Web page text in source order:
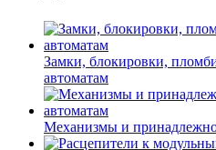
Замки, блокировки,
автоматам
Механизмы и